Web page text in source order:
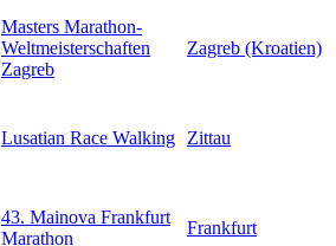
Masters Marathon-
Weltmeisterschaften
Zagreb
Zagreb (Kroatien)
Lusatian Race Walking Zittau
43. Mainova Frankfurt
Marathon
Frankfurt